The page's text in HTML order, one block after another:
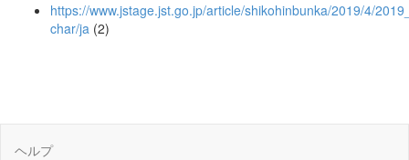
https://www.jstage.jst.go.jp/article/shikohinbunka/2019/4/
char/ja (2)
ヘルプ